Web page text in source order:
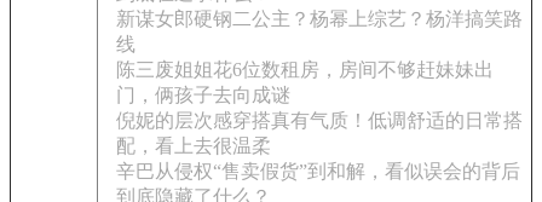
新谋女郎硬钢二公主？杨幂上综艺？杨洋搞笑路
线
陈三废姐姐花6位数租房，房间不够赶妹妹出
门，俩孩子去向成谜
倪妮的层次感穿搭真有气质！低调舒适的日常搭
配，看上去很温柔
辛巴从侵权“售卖假货”到和解，看似误会的背后
到底隐藏了什么？